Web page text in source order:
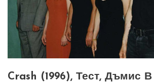
Crash (1996), Тест, Дъмис